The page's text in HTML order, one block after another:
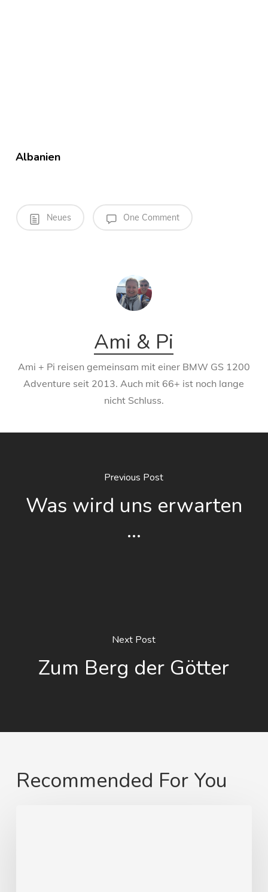
Albanien
Neues One Comment
Ami & Pi
Ami + Pi reisen gemeinsam mit einer BMW GS 1200
Adventure seit 2013. Auch mit 66+ ist noch lange
nicht Schluss.
Previous Post
Was wird uns erwarten
...
Next Post
Zum Berg der Götter
Recommended For You